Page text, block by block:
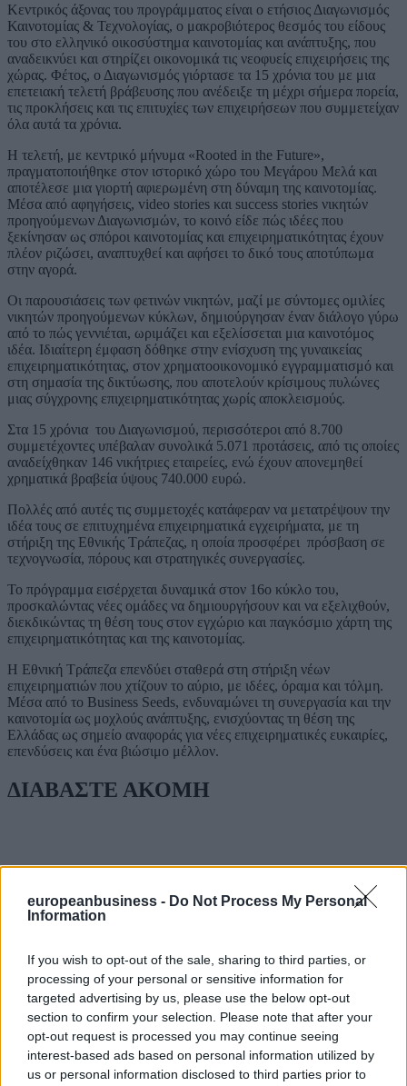
europeanbusiness - Do Not Process My Personal
Information
If you wish to opt-out of the sale, sharing to third parties, or
processing of your personal or sensitive information for
targeted advertising by us, please use the below opt-out
section to confirm your selection. Please note that after your
opt-out request is processed you may continue seeing
interest-based ads based on personal information utilized by
us or personal information disclosed to third parties prior to
Κεντρικός άξονας του προγράμματος είναι ο ετήσιος Διαγωνισμός
Καινοτομίας & Τεχνολογίας, ο μακροβιότερος θεσμός του είδους
του στο ελληνικό οικοσύστημα καινοτομίας και ανάπτυξης, που
αναδεικνύει και στηρίζει οικονομικά τις νεοφυείς επιχειρήσεις της
χώρας. Φέτος, ο Διαγωνισμός γιόρτασε τα 15 χρόνια του με μια
επετειακή τελετή βράβευσης που ανέδειξε τη μέχρι σήμερα πορεία,
τις προκλήσεις και τις επιτυχίες των επιχειρήσεων που συμμετείχαν
όλα αυτά τα χρόνια.
Η τελετή, με κεντρικό μήνυμα «Rooted in the Future»,
πραγματοποιήθηκε στον ιστορικό χώρο του Μεγάρου Μελά και
αποτέλεσε μια γιορτή αφιερωμένη στη δύναμη της καινοτομίας.
Μέσα από αφηγήσεις, video stories και success stories νικητών
προηγούμενων Διαγωνισμών, το κοινό είδε πώς ιδέες που
ξεκίνησαν ως σπόροι καινοτομίας και επιχειρηματικότητας έχουν
πλέον ριζώσει, αναπτυχθεί και αφήσει το δικό τους αποτύπωμα
στην αγορά.
Οι παρουσιάσεις των φετινών νικητών, μαζί με σύντομες ομιλίες
νικητών προηγούμενων κύκλων, δημιούργησαν έναν διάλογο γύρω
από το πώς γεννιέται, ωριμάζει και εξελίσσεται μια καινοτόμος
ιδέα. Ιδιαίτερη έμφαση δόθηκε στην ενίσχυση της γυναικείας
επιχειρηματικότητας, στον χρηματοοικονομικό εγγραμματισμό και
στη σημασία της δικτύωσης, που αποτελούν κρίσιμους πυλώνες
μιας σύγχρονης επιχειρηματικότητας χωρίς αποκλεισμούς.
Στα 15 χρόνια του Διαγωνισμού, περισσότεροι από 8.700
συμμετέχοντες υπέβαλαν συνολικά 5.071 προτάσεις, από τις οποίες
αναδείχθηκαν 146 νικήτριες εταιρείες, ενώ έχουν απονεμηθεί
χρηματικά βραβεία ύψους 740.000 ευρώ.
Πολλές από αυτές τις συμμετοχές κατάφεραν να μετατρέψουν την
ιδέα τους σε επιτυχημένα επιχειρηματικά εγχειρήματα, με τη
στήριξη της Εθνικής Τράπεζας, η οποία προσφέρει πρόσβαση σε
τεχνογνωσία, πόρους και στρατηγικές συνεργασίες.
Το πρόγραμμα εισέρχεται δυναμικά στον 16ο κύκλο του,
προσκαλώντας νέες ομάδες να δημιουργήσουν και να εξελιχθούν,
διεκδικώντας τη θέση τους στον εγχώριο και παγκόσμιο χάρτη της
επιχειρηματικότητας και της καινοτομίας.
Η Εθνική Τράπεζα επενδύει σταθερά στη στήριξη νέων
επιχειρηματιών που χτίζουν το αύριο, με ιδέες, όραμα και τόλμη.
Μέσα από το Business Seeds, ενδυναμώνει τη συνεργασία και την
καινοτομία ως μοχλούς ανάπτυξης, ενισχύοντας τη θέση της
Ελλάδας ως σημείο αναφοράς για νέες επιχειρηματικές ευκαιρίες,
επενδύσεις και ένα βιώσιμο μέλλον.
ΔΙΑΒΑΣΤΕ ΑΚΟΜΗ